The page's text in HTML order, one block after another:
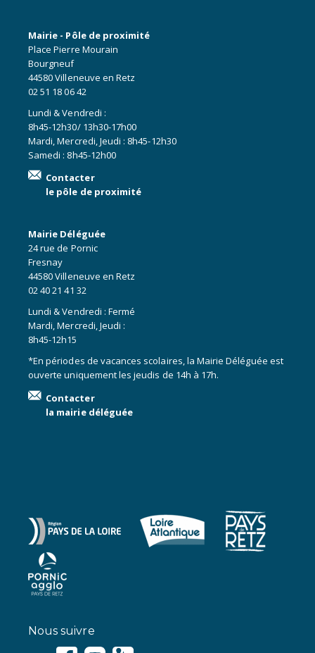
Mairie - Pôle de proximité
Place Pierre Mourain
Bourgneuf
44580 Villeneuve en Retz
02 51 18 06 42
Lundi & Vendredi :
8h45-12h30/ 13h30-17h00
Mardi, Mercredi, Jeudi : 8h45-12h30
Samedi : 8h45-12h00
Contacter
le pôle de proximité
Mairie Déléguée
24 rue de Pornic
Fresnay
44580 Villeneuve en Retz
02 40 21 41 32
Lundi & Vendredi : Fermé
Mardi, Mercredi, Jeudi :
8h45-12h15
*En périodes de vacances scolaires, la Mairie Déléguée est
ouverte uniquement les jeudis de 14h à 17h.
Contacter
la mairie déléguée
Nous suivre